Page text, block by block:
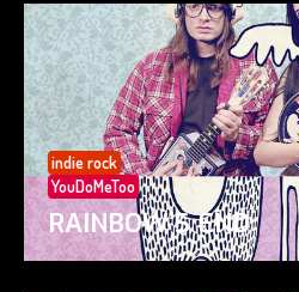
indie rock
YouDoMeToo
RAINBOW’S END